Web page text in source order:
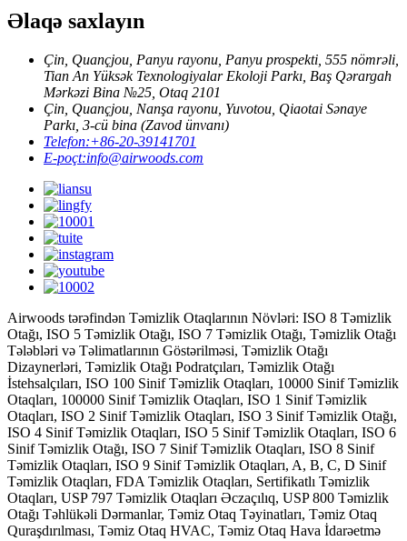
Əlaqə saxlayın
Çin, Quançjou, Panyu rayonu, Panyu prospekti, 555 nömrəli,
Tian An Yüksək Texnologiyalar Ekoloji Parkı, Baş Qərargah
Mərkəzi Bina №25, Otaq 2101
Çin, Quançjou, Nanşa rayonu, Yuvotou, Qiaotai Sənaye
Parkı, 3-cü bina (Zavod ünvanı)
Telefon:+86-20-39141701
E-poçt:info@airwoods.com
Airwoods tərəfindən Təmizlik Otaqlarının Növləri: ISO 8 Təmizlik
Otağı, ISO 5 Təmizlik Otağı, ISO 7 Təmizlik Otağı, Təmizlik Otağı
Tələbləri və Təlimatlarının Göstərilməsi, Təmizlik Otağı
Dizaynerləri, Təmizlik Otağı Podratçıları, Təmizlik Otağı
İstehsalçıları, ISO 100 Sinif Təmizlik Otaqları, 10000 Sinif Təmizlik
Otaqları, 100000 Sinif Təmizlik Otaqları, ISO 1 Sinif Təmizlik
Otaqları, ISO 2 Sinif Təmizlik Otaqları, ISO 3 Sinif Təmizlik Otağı,
ISO 4 Sinif Təmizlik Otaqları, ISO 5 Sinif Təmizlik Otaqları, ISO 6
Sinif Təmizlik Otağı, ISO 7 Sinif Təmizlik Otaqları, ISO 8 Sinif
Təmizlik Otaqları, ISO 9 Sinif Təmizlik Otaqları, A, B, C, D Sinif
Təmizlik Otaqları, FDA Təmizlik Otaqları, Sertifikatlı Təmizlik
Otaqları, USP 797 Təmizlik Otaqları Əczaçılıq, USP 800 Təmizlik
Otağı Təhlükəli Dərmanlar, Təmiz Otaq Təyinatları, Təmiz Otaq
Quraşdırılması, Təmiz Otaq HVAC, Təmiz Otaq Hava İdarəetmə